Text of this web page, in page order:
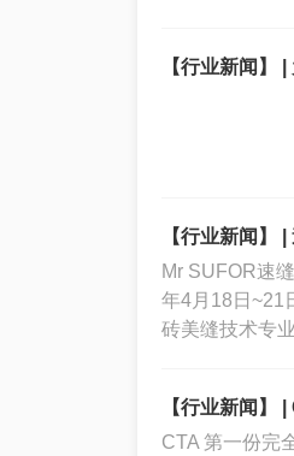
【行业新闻】
【行业新闻】
Mr SUFOR速
年4月18日~21
砖美缝技术专
【行业新闻】
CTA 第一份完